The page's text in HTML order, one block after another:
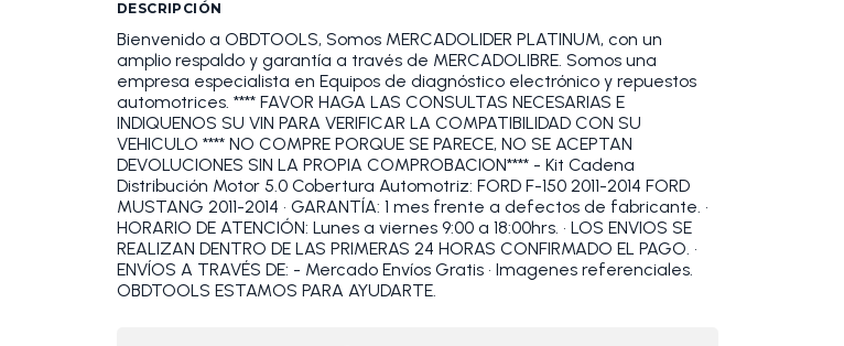
DESCRIPCIÓN
Bienvenido a OBDTOOLS, Somos MERCADOLIDER PLATINUM, con un
amplio respaldo y garantía a través de MERCADOLIBRE. Somos una
empresa especialista en Equipos de diagnóstico electrónico y repuestos
automotrices. **** FAVOR HAGA LAS CONSULTAS NECESARIAS E
INDIQUENOS SU VIN PARA VERIFICAR LA COMPATIBILIDAD CON SU
VEHICULO **** NO COMPRE PORQUE SE PARECE, NO SE ACEPTAN
DEVOLUCIONES SIN LA PROPIA COMPROBACION**** - Kit Cadena
Distribución Motor 5.0 Cobertura Automotriz: FORD F-150 2011-2014 FORD
MUSTANG 2011-2014 • GARANTÍA: 1 mes frente a defectos de fabricante. •
HORARIO DE ATENCIÓN: Lunes a viernes 9:00 a 18:00hrs. • LOS ENVIOS SE
REALIZAN DENTRO DE LAS PRIMERAS 24 HORAS CONFIRMADO EL PAGO. •
ENVÍOS A TRAVÉS DE: - Mercado Envíos Gratis • Imagenes referenciales.
OBDTOOLS ESTAMOS PARA AYUDARTE.